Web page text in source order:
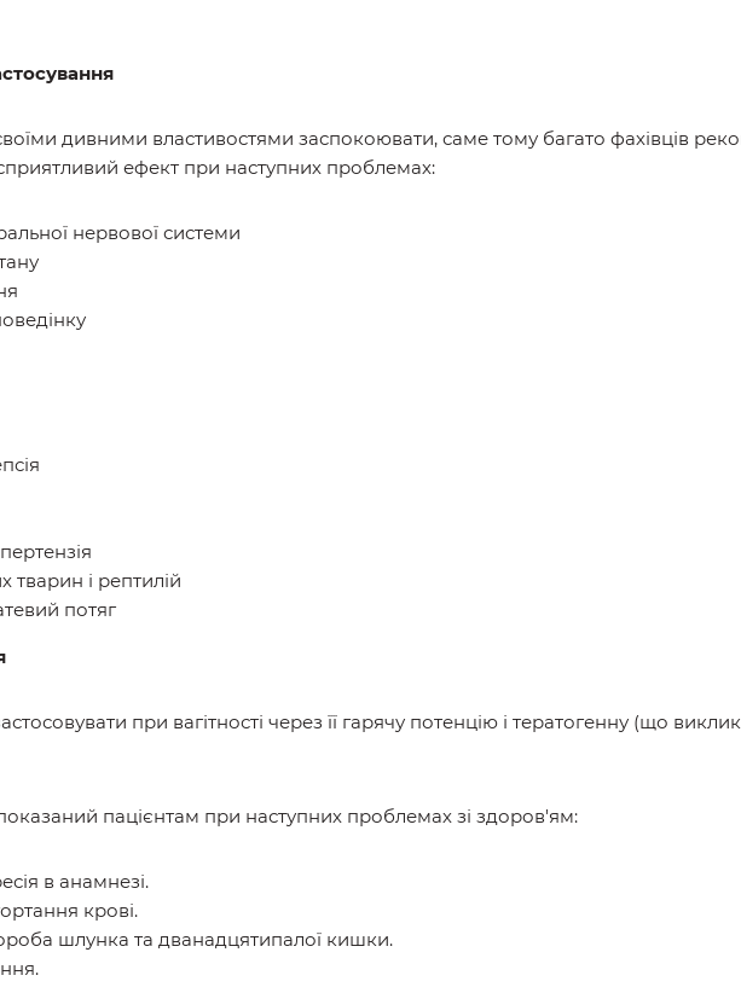
дивними властивостями заспокоювати, саме тому багато фахівців
ефект при наступних проблемах:
нервової системи
тварин і рептилій
потяг
при вагітності через її гарячу потенцію і тератогенну (що
пацієнтам при наступних проблемах зі здоров'ям:
в анамнезі.
крові.
шлунка та дванадцятипалої кишки.